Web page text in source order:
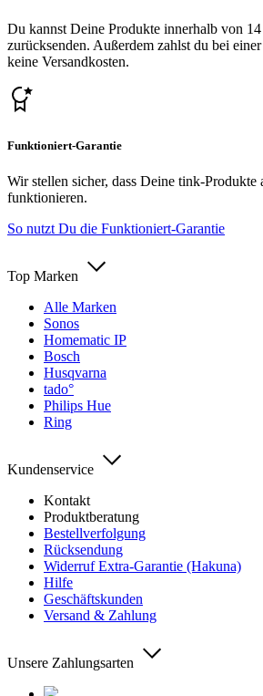
Du kannst Deine Produkte innerhalb von
zurücksenden. Außerdem zahlst du bei
keine Versandkosten.
Funktioniert-Garantie
Wir stellen sicher, dass Deine tink-Produkte
funktionieren.
So nutzt Du die Funktioniert-Garantie
Top Marken
Alle Marken
Sonos
Homematic IP
Bosch
Husqvarna
tado°
Philips Hue
Ring
Kundenservice
Kontakt
Produktberatung
Bestellverfolgung
Rücksendung
Widerruf Extra-Garantie (Hakuna)
Hilfe
Geschäftskunden
Versand & Zahlung
Unsere Zahlungsarten